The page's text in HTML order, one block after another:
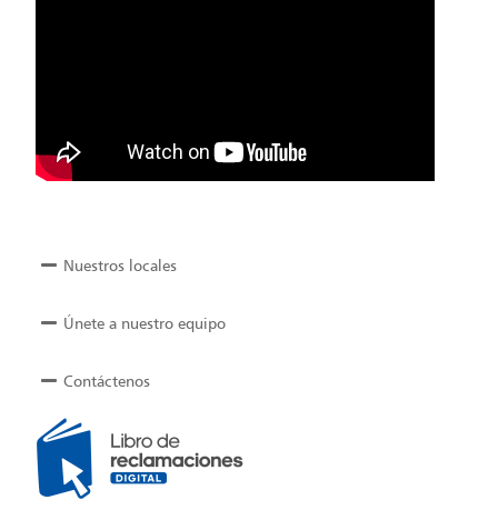
Nuestros locales
Únete a nuestro equipo
Contáctenos